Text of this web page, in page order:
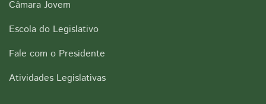
Câmara Jovem
Escola do Legislativo
Fale com o Presidente
Atividades Legislativas